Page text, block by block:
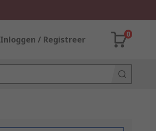
Inloggen / Registreer
0